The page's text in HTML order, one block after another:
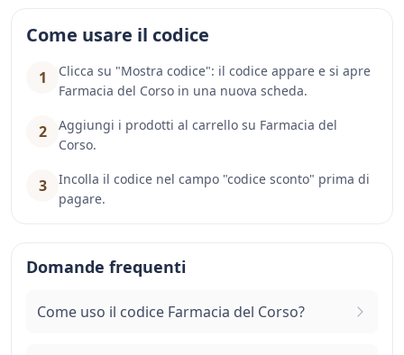
Come usare il codice
1
Clicca su "Mostra codice": il codice appare e si apre
Farmacia del Corso in una nuova scheda.
2
Aggiungi i prodotti al carrello su Farmacia del
Corso.
3
Incolla il codice nel campo "codice sconto" prima di
pagare.
Domande frequenti
Come uso il codice Farmacia del Corso?